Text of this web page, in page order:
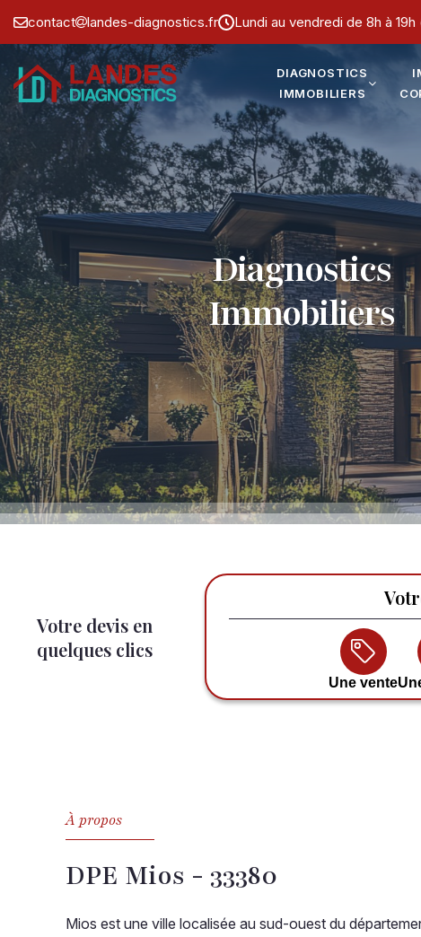
contact landes-diagnostics.fr Lundi au vendredi de 8h à
DIAGNOSTICS
IMMOBILIERS
Diagnostics
Immobiliers
Votre devis en
quelques clics
Une vente
À propos
DPE Mios - 33380
Mios est une ville localisée au sud-ouest du